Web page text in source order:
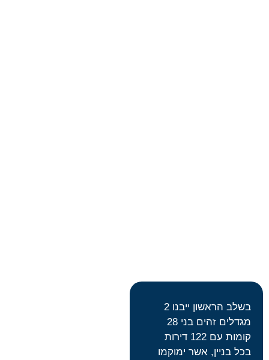
בשלב הראשון ייבנו 2
מגדלים זהים בני 28
קומות עם 122 דירות
בכל בניין, אשר ימוקמו